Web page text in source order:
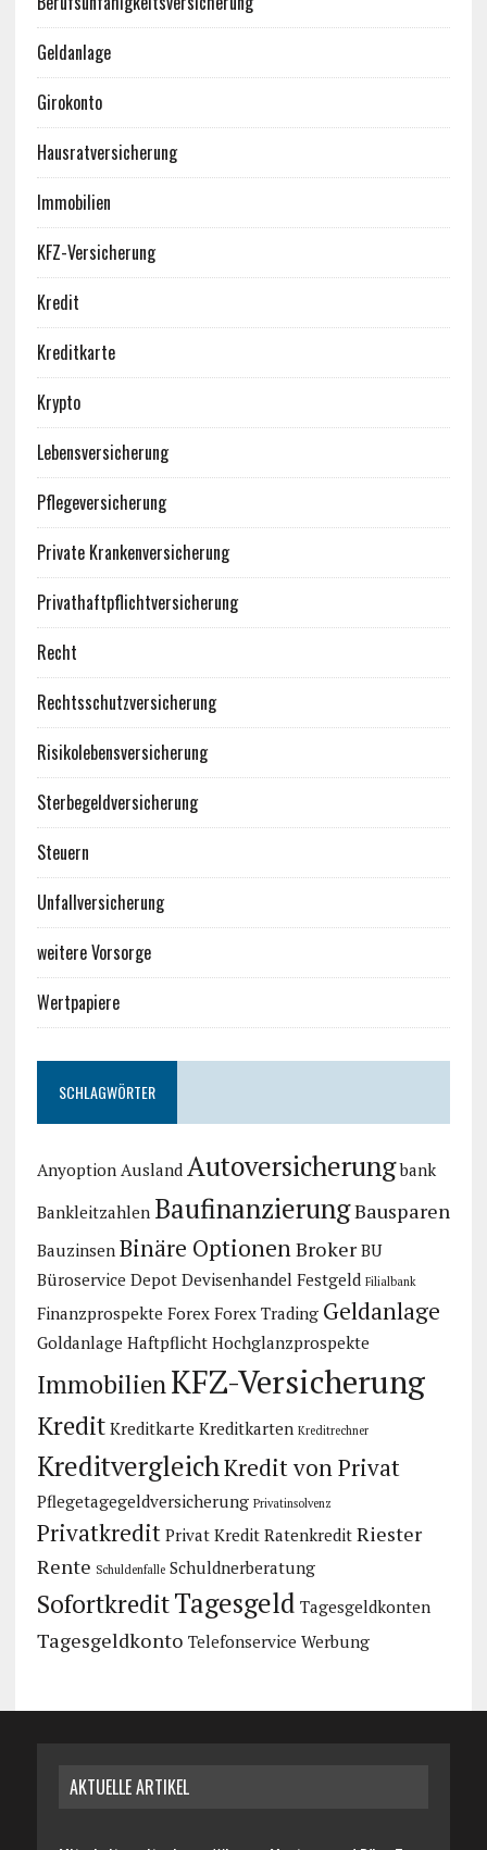
Geldanlage
Girokonto
Hausratversicherung
Immobilien
KFZ-Versicherung
Kredit
Kreditkarte
Krypto
Lebensversicherung
Pflegeversicherung
Private Krankenversicherung
Privathaftpflichtversicherung
Recht
Rechtsschutzversicherung
Risikolebensversicherung
Sterbegeldversicherung
Steuern
Unfallversicherung
weitere Vorsorge
Wertpapiere
SCHLAGWÖRTER
Anyoption Ausland Autoversicherung bank
Bankleitzahlen BaufinanzierungBausparen
Bauzinsen Binäre OptionenBroker BU
Büroservice Depot Devisenhandel Festgeld Filialbank
Finanzprospekte Forex Forex Trading Geldanlage
Goldanlage Haftpflicht Hochglanzprospekte
ImmobilienKFZ-Versicherung
Kredit Kreditkarte Kreditkarten Kreditrechner
KreditvergleichKredit von Privat
Pflegetagegeldversicherung Privatinsolvenz
Privatkredit Privat Kredit Ratenkredit Riester
Rente Schuldenfalle Schuldnerberatung
SofortkreditTagesgeld Tagesgeldkonten
Tagesgeldkonto Telefonservice Werbung
AKTUELLE ARTIKEL